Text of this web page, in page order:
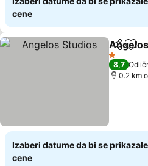
cene
Deli
1 Zvezdice
8,7
0.2 km
Izaberi datume da bi se
cene